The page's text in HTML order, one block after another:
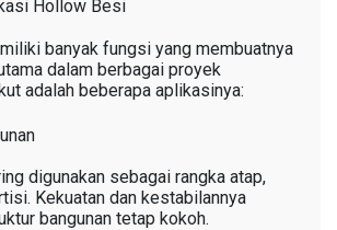
Hollow Besi
banyak fungsi yang membuatnya
dalam berbagai proyek
adalah beberapa aplikasinya:
digunakan sebagai rangka atap,
Kekuatan dan kestabilannya
bangunan tetap kokoh.